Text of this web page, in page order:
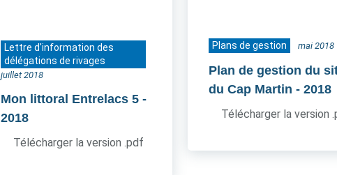
Lettre d'information des
délégations de rivages
juillet 2018
Mon littoral Entrelacs 5 -
2018
Télécharger la version .pdf
Plans de gestion mai 2018
Plan de gestion du
du Cap Martin - 2018
Télécharger la version